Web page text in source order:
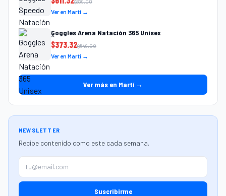
$899.00
Ver en Martí →
Goggles Arena Natación 365 Unisex
$373.32$549.00
Ver en Martí →
Ver más en Martí →
NEWSLETTER
Recibe contenido como este cada semana.
Suscribirme